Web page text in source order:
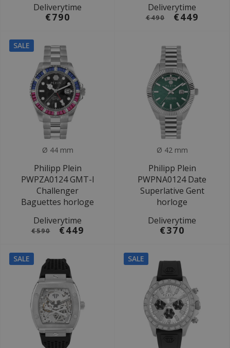
Deliverytime
€790
Deliverytime
€490 €449
SALE
Ø 44 mm
Philipp Plein
PWPZA0124 GMT-I
Challenger
Baguettes horloge
Deliverytime
€590 €449
Ø 42 mm
Philipp Plein
PWPNA0124 Date
Superlative Gent
horloge
Deliverytime
€370
SALE SALE